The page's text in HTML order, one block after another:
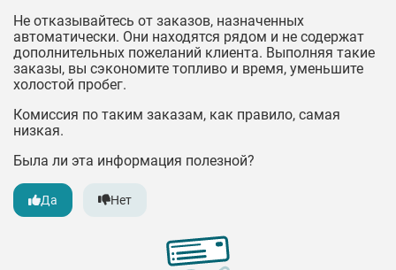
Не отказывайтесь от заказов, назначенных
автоматически. Они находятся рядом и не содержат
дополнительных пожеланий клиента. Выполняя такие
заказы, вы сэкономите топливо и время, уменьшите
холостой пробег.
Комиссия по таким заказам, как правило, самая
низкая.
Была ли эта информация полезной?
Да Нет